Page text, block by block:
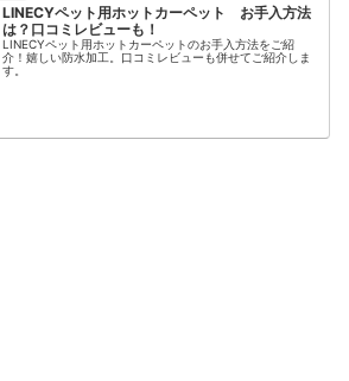
LINECYペット用ホットカーペット お手入方法
は？口コミレビューも！
LINECYペット用ホットカーペットのお手入方法をご紹
介！嬉しい防水加工。口コミレビューも併せてご紹介しま
す。